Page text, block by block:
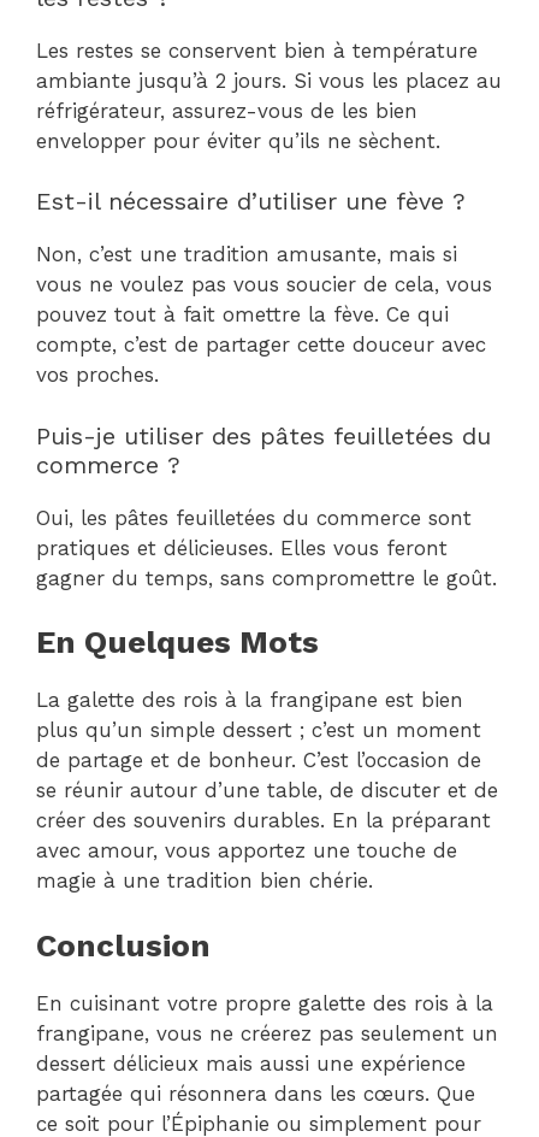
Les restes se conservent bien à température
ambiante jusqu’à 2 jours. Si vous les placez au
réfrigérateur, assurez-vous de les bien
envelopper pour éviter qu’ils ne sèchent.
Est-il nécessaire d’utiliser une fève ?
Non, c’est une tradition amusante, mais si
vous ne voulez pas vous soucier de cela, vous
pouvez tout à fait omettre la fève. Ce qui
compte, c’est de partager cette douceur avec
vos proches.
Puis-je utiliser des pâtes feuilletées du
commerce ?
Oui, les pâtes feuilletées du commerce sont
pratiques et délicieuses. Elles vous feront
gagner du temps, sans compromettre le goût.
En Quelques Mots
La galette des rois à la frangipane est bien
plus qu’un simple dessert ; c’est un moment
de partage et de bonheur. C’est l’occasion de
se réunir autour d’une table, de discuter et de
créer des souvenirs durables. En la préparant
avec amour, vous apportez une touche de
magie à une tradition bien chérie.
Conclusion
En cuisinant votre propre galette des rois à la
frangipane, vous ne créerez pas seulement un
dessert délicieux mais aussi une expérience
partagée qui résonnera dans les cœurs. Que
ce soit pour l’Épiphanie ou simplement pour